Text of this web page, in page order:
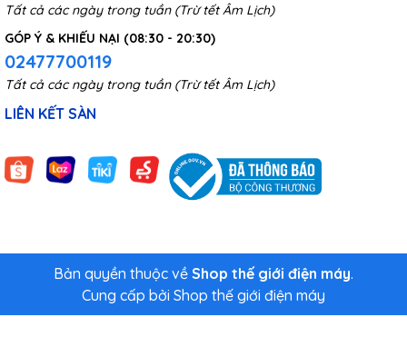
Tất cả các ngày trong tuần (Trừ tết Âm Lịch)
GÓP Ý & KHIẾU NẠI (08:30 - 20:30)
02477700119
Tất cả các ngày trong tuần (Trừ tết Âm Lịch)
LIÊN KẾT SÀN
Bản quyền thuộc về Shop thế giới điện máy.
Cung cấp bởi Shop thế giới điện máy